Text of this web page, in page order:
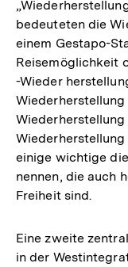
bedeuteten die
einem Gestapo-
Reisemöglichkeit
-Wieder
Wiederherstellung
einige wichtige
nennen, die auch
Freiheit sind.
Eine zweite
in der